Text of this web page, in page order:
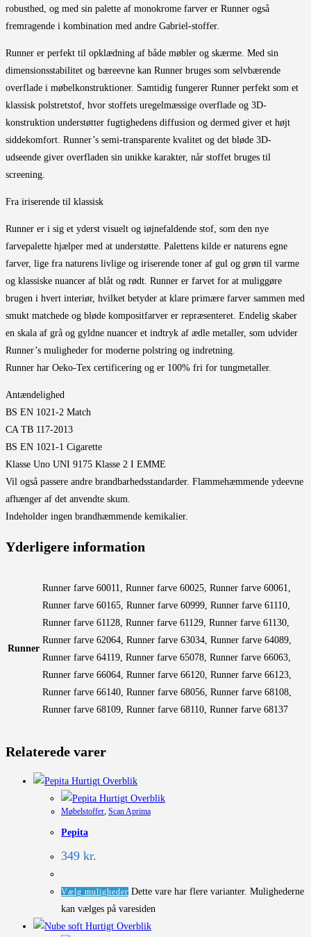
robusthed, og med sin palette af monokrome farver er Runner også
fremragende i kombination med andre Gabriel-stoffer.
Runner er perfekt til opklædning af både møbler og skærme. Med sin
dimensionsstabilitet og bæreevne kan Runner bruges som selvbærende
overflade i møbelkonstruktioner. Samtidig fungerer Runner perfekt som et
klassisk polstretstof, hvor stoffets uregelmæssige overflade og 3D-
konstruktion understøtter fugtighedens diffusion og dermed giver et højt
siddekomfort. Runner’s semi-transparente kvalitet og det bløde 3D-
udseende giver overfladen sin unikke karakter, når stoffet bruges til
screening.
Fra iriserende til klassisk
Runner er i sig et yderst visuelt og iøjnefaldende stof, som den nye
farvepalette hjælper med at understøtte. Palettens kilde er naturens egne
farver, lige fra naturens livlige og iriserende toner af gul og grøn til varme
og klassiske nuancer af blåt og rødt. Runner er farvet for at muliggøre
brugen i hvert interiør, hvilket betyder at klare primære farver sammen med
smukt matchede og bløde kompositfarver er repræsenteret. Endelig skaber
en skala af grå og gyldne nuancer et indtryk af ædle metaller, som udvider
Runner’s muligheder for moderne polstring og indretning.
Runner har Oeko-Tex certificering og er 100% fri for tungmetaller.
Antændelighed
BS EN 1021-2 Match
CA TB 117-2013
BS EN 1021-1 Cigarette
Klasse Uno UNI 9175 Klasse 2 I EMME
Vil også passere andre brandbarhedsstandarder. Flammehæmmende ydeevne
afhænger af det anvendte skum.
Indeholder ingen brandhæmmende kemikalier.
Yderligere information
Runner
Runner farve 60011, Runner farve 60025, Runner farve 60061,
Runner farve 60165, Runner farve 60999, Runner farve 61110,
Runner farve 61128, Runner farve 61129, Runner farve 61130,
Runner farve 62064, Runner farve 63034, Runner farve 64089,
Runner farve 64119, Runner farve 65078, Runner farve 66063,
Runner farve 66064, Runner farve 66120, Runner farve 66123,
Runner farve 66140, Runner farve 68056, Runner farve 68108,
Runner farve 68109, Runner farve 68110, Runner farve 68137
Relaterede varer
Hurtigt Overblik
Hurtigt Overblik
Møbelstoffer, Scan Aprima
Pepita
349 kr.
Vælg muligheder Dette vare har flere varianter. Mulighederne
kan vælges på varesiden
Hurtigt Overblik